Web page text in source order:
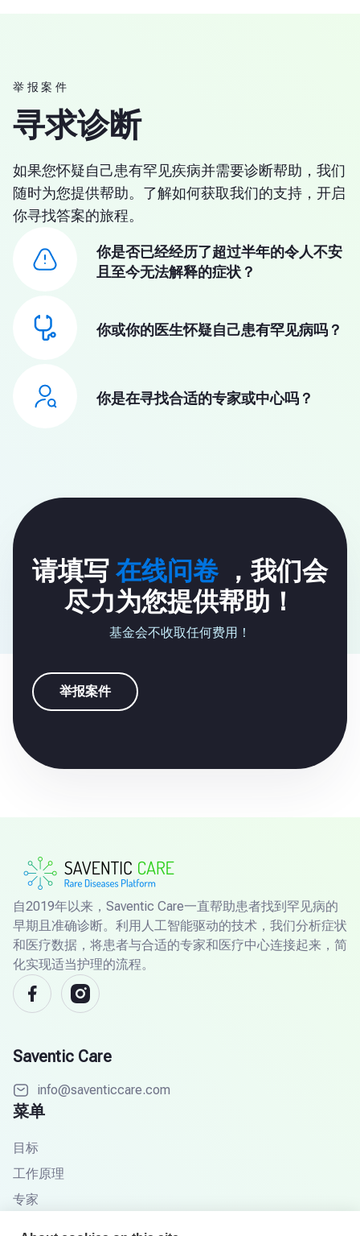
举报案件
寻求诊断
如果您怀疑自己患有罕见疾病并需要诊断帮助，我们
随时为您提供帮助。了解如何获取我们的支持，开启
你寻找答案的旅程。
你是否已经经历了超过半年的令人不安
且至今无法解释的症状？
你或你的医生怀疑自己患有罕见病吗？
你是在寻找合适的专家或中心吗？
请填写 在线问卷，我们会
尽力为您提供帮助！
基金会不收取任何费用！
举报案件
自2019年以来，Saventic Care一直帮助患者找到罕见病的
早期且准确诊断。利用人工智能驱动的技术，我们分析症状
和医疗数据，将患者与合适的专家和医疗中心连接起来，简
化实现适当护理的流程。
Saventic Care
info@saventiccare.com
菜单
目标
工作原理
专家